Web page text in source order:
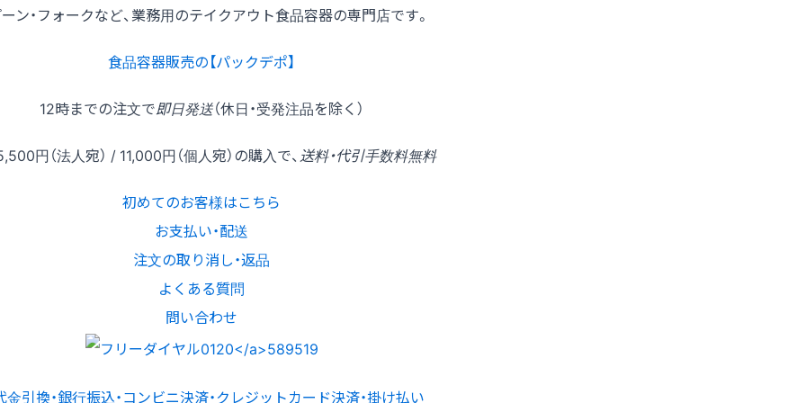
ン・フォークなど、業務用のテイクアウト食品容器の専門店です。
食品容器販売の【パックデポ】
12時までの注文で即日発送（休日・受発注品を除く）
円（法人宛） / 11,000円（個人宛）の購入で、 送料・代引手数料無料
初めてのお客様はこちら
お支払い・配送
注文の取り消し・返品
よくある質問
問い合わせ